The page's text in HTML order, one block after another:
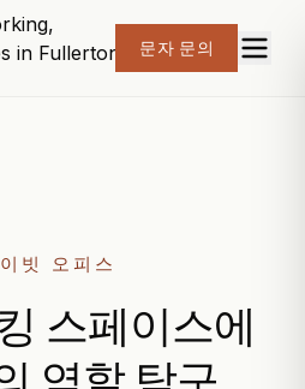
문자 문의
빗 오피스
스페이스에
역할 탐구